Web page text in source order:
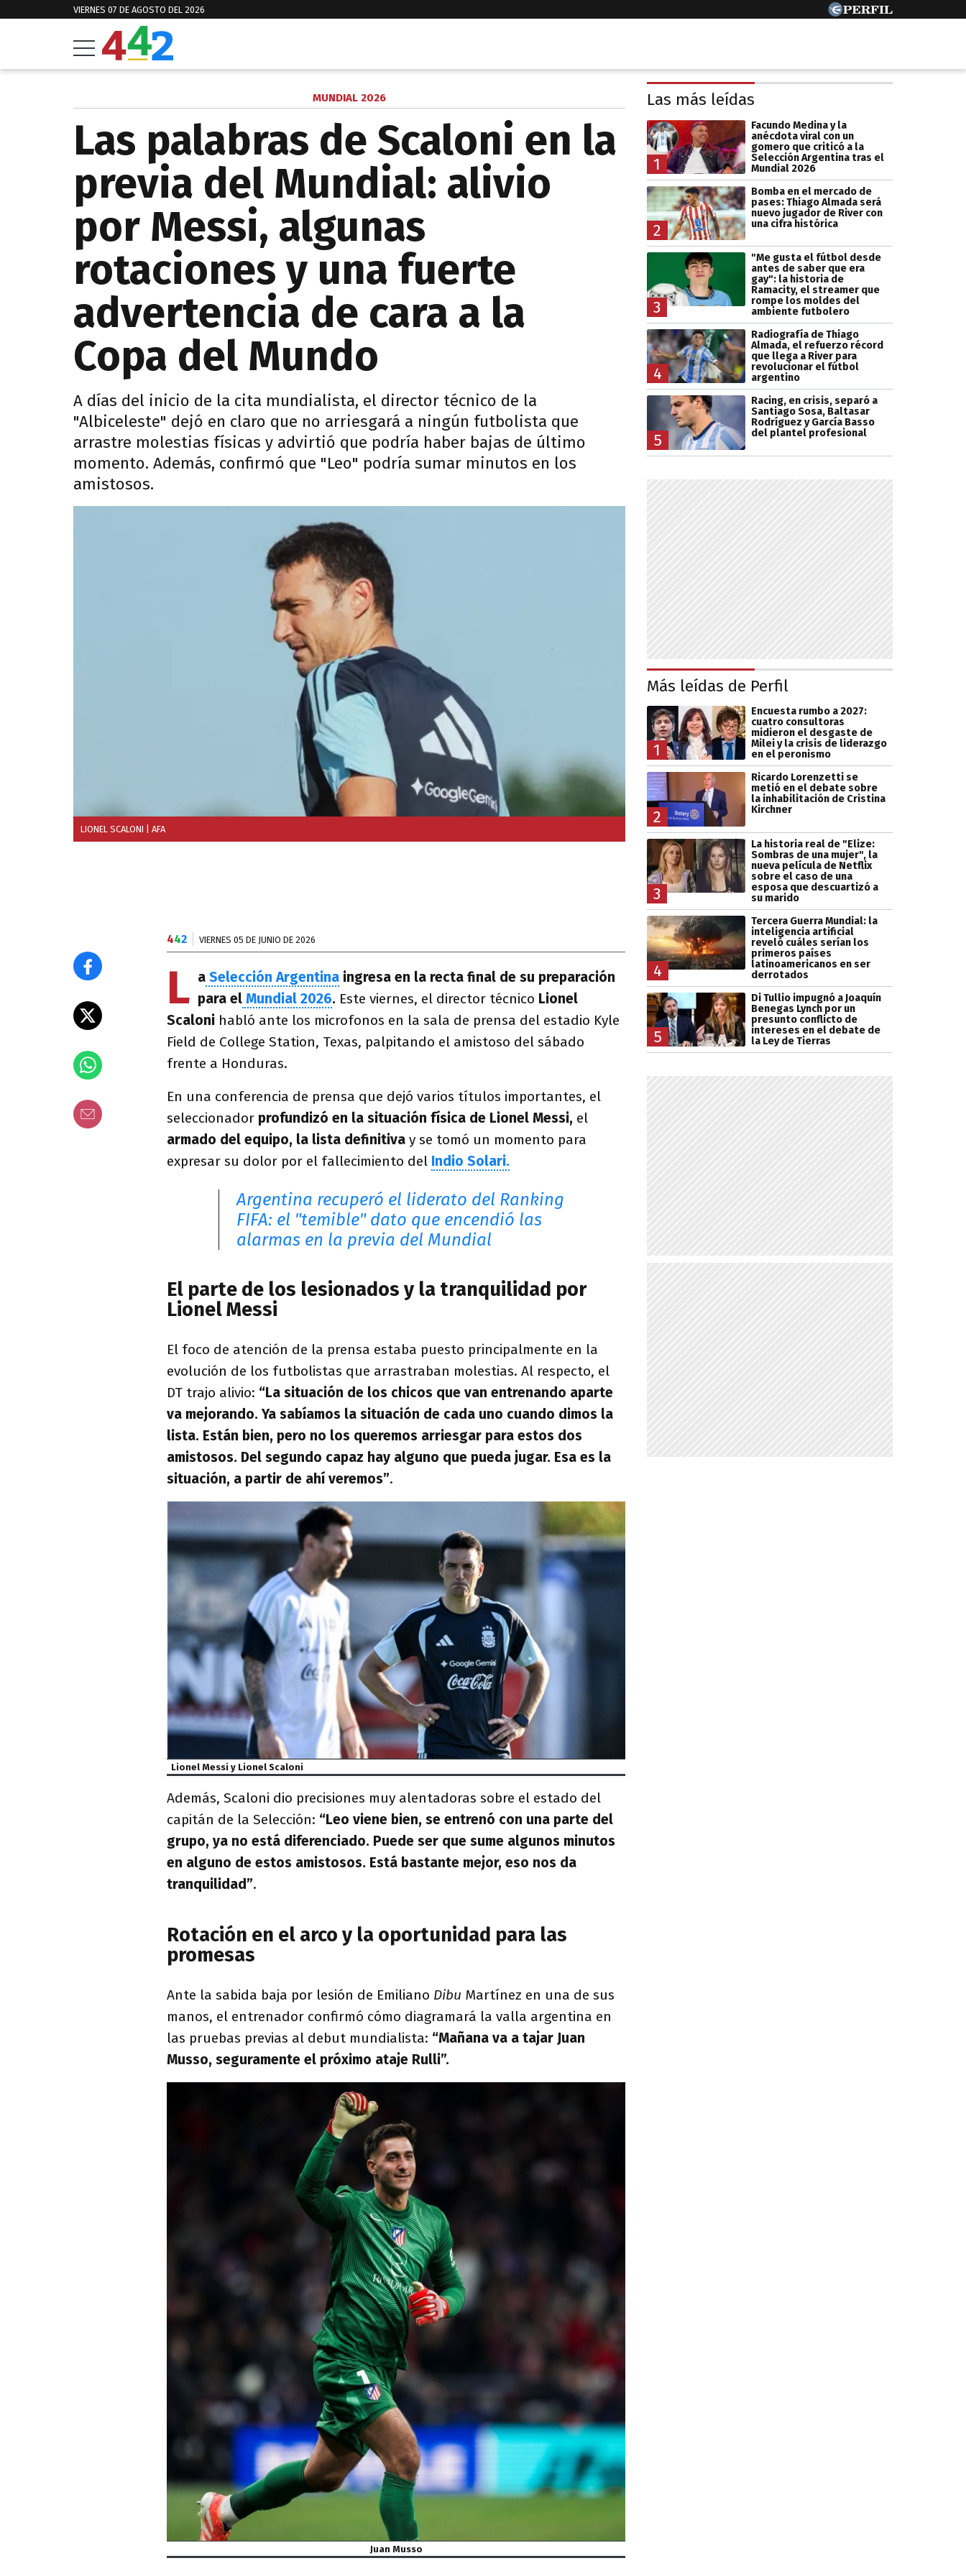
VIERNES 07 DE AGOSTO DEL 2026
MUNDIAL 2026
Las palabras de Scaloni en la
previa del Mundial: alivio
por Messi, algunas
rotaciones y una fuerte
advertencia de cara a la
Copa del Mundo
A días del inicio de la cita mundialista, el director técnico de la
"Albiceleste" dejó en claro que no arriesgará a ningún futbolista que
arrastre molestias físicas y advirtió que podría haber bajas de último
momento. Además, confirmó que "Leo" podría sumar minutos en los
amistosos.
LIONEL SCALONI | AFA
442 VIERNES 05 DE JUNIO DE 2026
L a Selección Argentina ingresa en la recta final de su preparación
para el Mundial 2026. Este viernes, el director técnico Lionel
Scaloni habló ante los microfonos en la sala de prensa del estadio Kyle
Field de College Station, Texas, palpitando el amistoso del sábado
frente a Honduras.
En una conferencia de prensa que dejó varios títulos importantes, el
seleccionador profundizó en la situación física de Lionel Messi, el
armado del equipo, la lista definitiva y se tomó un momento para
expresar su dolor por el fallecimiento del Indio Solari.
Argentina recuperó el liderato del Ranking
FIFA: el "temible" dato que encendió las
alarmas en la previa del Mundial
El parte de los lesionados y la tranquilidad por
Lionel Messi
El foco de atención de la prensa estaba puesto principalmente en la
evolución de los futbolistas que arrastraban molestias. Al respecto, el
DT trajo alivio: “La situación de los chicos que van entrenando aparte
va mejorando. Ya sabíamos la situación de cada uno cuando dimos la
lista. Están bien, pero no los queremos arriesgar para estos dos
amistosos. Del segundo capaz hay alguno que pueda jugar. Esa es la
situación, a partir de ahí veremos”.
Lionel Messi y Lionel Scaloni
Además, Scaloni dio precisiones muy alentadoras sobre el estado del
capitán de la Selección: “Leo viene bien, se entrenó con una parte del
grupo, ya no está diferenciado. Puede ser que sume algunos minutos
en alguno de estos amistosos. Está bastante mejor, eso nos da
tranquilidad”.
Rotación en el arco y la oportunidad para las
promesas
Ante la sabida baja por lesión de Emiliano Dibu Martínez en una de sus
manos, el entrenador confirmó cómo diagramará la valla argentina en
las pruebas previas al debut mundialista: “Mañana va a tajar Juan
Musso, seguramente el próximo ataje Rulli”.
Juan Musso
Las más leídas
1
Facundo Medina y la
anécdota viral con un
gomero que criticó a la
Selección Argentina tras el
Mundial 2026
2
Bomba en el mercado de
pases: Thiago Almada será
nuevo jugador de River con
una cifra histórica
3
"Me gusta el fútbol desde
antes de saber que era
gay": la historia de
Ramacity, el streamer que
rompe los moldes del
ambiente futbolero
4
Radiografía de Thiago
Almada, el refuerzo récord
que llega a River para
revolucionar el fútbol
argentino
5
Racing, en crisis, separó a
Santiago Sosa, Baltasar
Rodríguez y García Basso
del plantel profesional
Más leídas de Perfil
1
Encuesta rumbo a 2027:
cuatro consultoras
midieron el desgaste de
Milei y la crisis de liderazgo
en el peronismo
2
Ricardo Lorenzetti se
metió en el debate sobre
la inhabilitación de Cristina
Kirchner
3
La historia real de "Elize:
Sombras de una mujer", la
nueva película de Netflix
sobre el caso de una
esposa que descuartizó a
su marido
4
Tercera Guerra Mundial: la
inteligencia artificial
reveló cuáles serían los
primeros países
latinoamericanos en ser
derrotados
5
Di Tullio impugnó a Joaquín
Benegas Lynch por un
presunto conflicto de
intereses en el debate de
la Ley de Tierras